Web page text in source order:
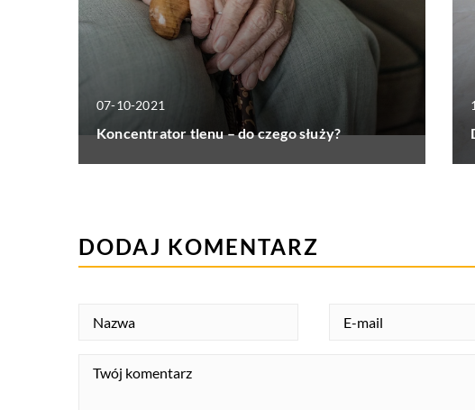
07-10-2021
Koncentrator tlenu – do czego służy?
DODAJ KOMENTARZ